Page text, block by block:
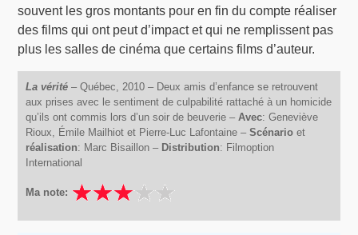
souvent les gros montants pour en fin du compte réaliser
des films qui ont peut d’impact et qui ne remplissent pas
plus les salles de cinéma que certains films d’auteur.
La vérité – Québec, 2010 – Deux amis d’enfance se retrouvent
aux prises avec le sentiment de culpabilité rattaché à un homicide
qu’ils ont commis lors d’un soir de beuverie –Avec: Geneviève
Rioux, Émile Mailhiot et Pierre-Luc Lafontaine –Scénario et
réalisation: Marc Bisaillon – Distribution: Filmoption
International
Ma note: